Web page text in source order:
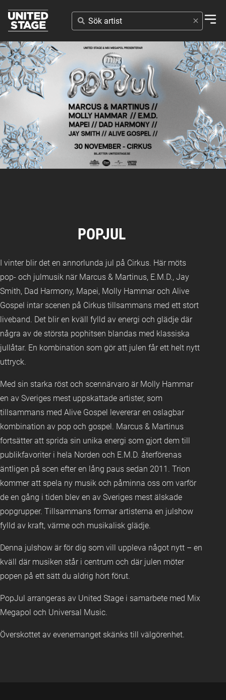
SÖK
ARTIST
POPJUL
I vinter blir det en annorlunda jul på Cirkus. Här möts
pop- och julmusik när Marcus & Martinus, E.M.D., Jay
Smith, Dad Harmony, Mapei, Molly Hammar och Alive
Gospel intar scenen på Cirkus tillsammans med ett stort
liveband. Det blir en kväll fylld av energi och glädje där
några av de största pophitsen blandas med klassiska
jullåtar. En kombination som gör att julen får ett helt nytt
uttryck.
Med sin starka röst och scennärvaro är Molly Hammar
en av Sveriges mest uppskattade artister, som
tillsammans med Alive Gospel levererar en oslagbar
kombination av pop och gospel. Marcus & Martinus
fortsätter att sprida sin unika energi som gjort dem till
publikfavoriter i hela Norden och E.M.D. återförenas
äntligen på scen efter en lång paus sedan 2011. Trion
kommer att spela ny musik och påminna oss om varför
de en gång i tiden blev en av Sveriges mest älskade
popgrupper. Tillsammans formar artisterna en julshow
fylld av kraft, värme och musikalisk glädje.
Denna julshow är för dig som vill uppleva något nytt – en
kväll där musiken står i centrum och där julen möter
popen på ett sätt du aldrig hört förut.
PopJul arrangeras av United Stage i samarbete med Mix
Megapol och Universal Music.
Överskottet av evenemanget skänks till välgörenhet.